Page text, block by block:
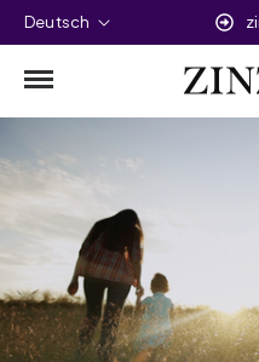
Deutsch